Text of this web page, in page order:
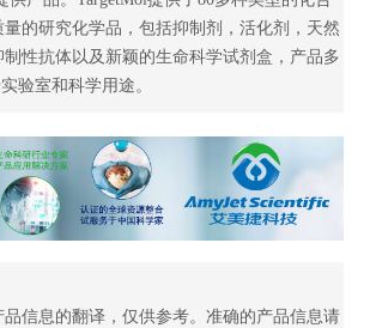
的研究化学品，包括抑制剂，活化剂，天然
性抗体以及新颖的生命科学试剂盒，产品多
验室和科学用途。
信息的翻译，仅供参考。准确的产品信息请